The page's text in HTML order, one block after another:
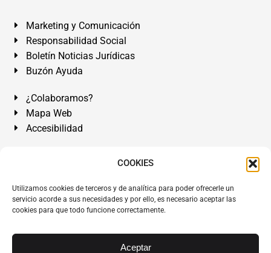
COOKIES
Utilizamos cookies de terceros y de analítica para poder ofrecerle un
servicio acorde a sus necesidades y por ello, es necesario aceptar las
cookies para que todo funcione correctamente.
Aceptar
Marketing y Comunicación
Responsabilidad Social
Boletín Noticias Jurídicas
Buzón Ayuda
¿Colaboramos?
Mapa Web
Accesibilidad
Álvarez Abogados Tenerife:Calle Teobaldo Power Nº 7,
de Tenerife. Islas Canarias.
Somos Abogados especialistas del Derecho desde 1954.
Tenerife Sur .Mejores Abogados Tenerife